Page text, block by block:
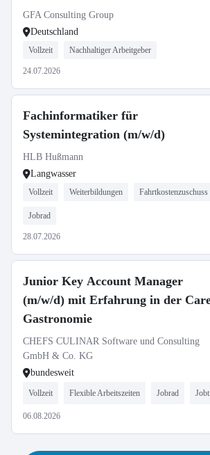
GFA Consulting Group
Deutschland
Vollzeit Nachhaltiger Arbeitgeber
24.07.2026
Fachinformatiker für
Systemintegration (m/w/d)
HLB Hußmann
Langwasser
Vollzeit Weiterbildungen Fahrtkostenzuschuss
Jobrad
28.07.2026
Junior Key Account Manager
(m/w/d) mit Erfahrung in der
Gastronomie
CHEFS CULINAR Software und Consulting
GmbH & Co. KG
bundesweit
Vollzeit Flexible Arbeitszeiten Jobrad
06.08.2026